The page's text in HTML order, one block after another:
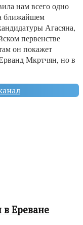
нам всего одно
ближайшем
Агасяна,
первенстве
он покажет
Мкртчян, но в
Ереване